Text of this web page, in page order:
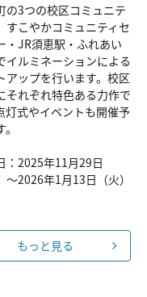
の3つの校区コミュニテ
すこやかコミュニティセ
・JR須恵駅・ふれあい
イルミネーションによる
アップを行います。校区
それぞれ特色ある力作で
灯式やイベントも開催予
：2025年11月29日
～2026年1月13日（火）
もっと見る